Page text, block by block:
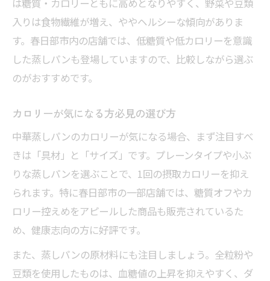
は糖質・カロリーともに高めとなりやすく、野菜や豆類
入りは食物繊維が増え、ややヘルシーな傾向がありま
す。春日部市内の店舗では、低糖質や低カロリーを意識
した蒸しパンも登場していますので、比較しながら選ぶ
のがおすすめです。
カロリーが気になる方必見の選び方
中華蒸しパンのカロリーが気になる場合、まず注目すべ
きは「具材」と「サイズ」です。プレーンタイプや小ぶ
りな蒸しパンを選ぶことで、1回の摂取カロリーを抑え
られます。特に春日部市の一部店舗では、糖質オフやカ
ロリー控えめをアピールした商品も販売されているた
め、健康志向の方に好評です。
また、蒸しパンの原材料にも注目しましょう。全粒粉や
豆類を使用したものは、血糖値の上昇を抑えやすく、ダ